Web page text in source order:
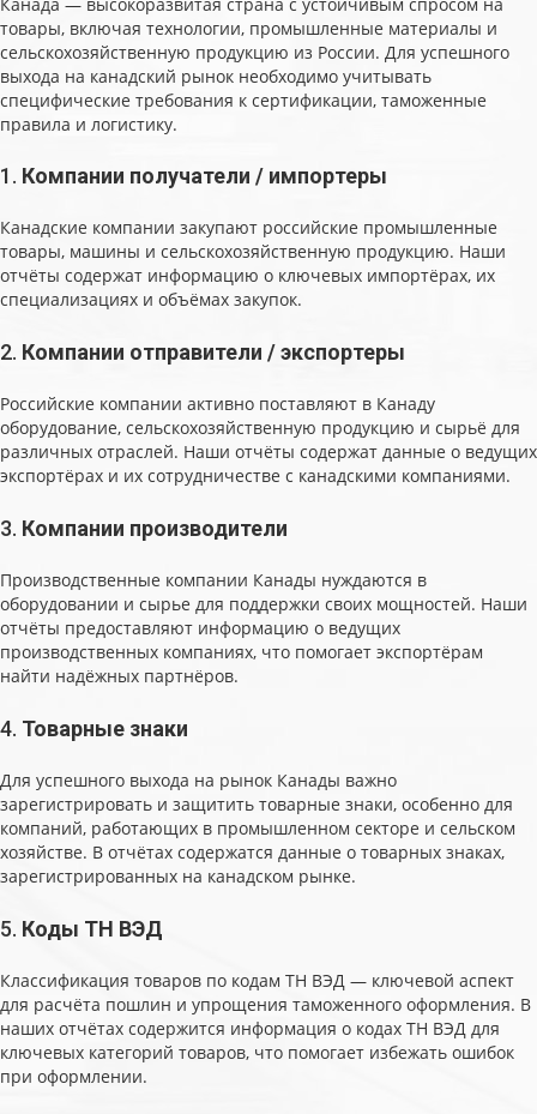
товары, включая технологии, промышленные материалы и
сельскохозяйственную продукцию из России. Для успешного
выхода на канадский рынок необходимо учитывать
специфические требования к сертификации, таможенные
правила и логистику.
1. Компании получатели / импортеры
Канадские компании закупают российские промышленные
товары, машины и сельскохозяйственную продукцию. Наши
отчёты содержат информацию о ключевых импортёрах, их
специализациях и объёмах закупок.
2. Компании отправители / экспортеры
Российские компании активно поставляют в Канаду
оборудование, сельскохозяйственную продукцию и сырьё для
различных отраслей. Наши отчёты содержат данные о ведущих
экспортёрах и их сотрудничестве с канадскими компаниями.
3. Компании производители
Производственные компании Канады нуждаются в
оборудовании и сырье для поддержки своих мощностей. Наши
отчёты предоставляют информацию о ведущих
производственных компаниях, что помогает экспортёрам
найти надёжных партнёров.
4. Товарные знаки
Для успешного выхода на рынок Канады важно
зарегистрировать и защитить товарные знаки, особенно для
компаний, работающих в промышленном секторе и сельском
хозяйстве. В отчётах содержатся данные о товарных знаках,
зарегистрированных на канадском рынке.
5. Коды ТН ВЭД
Классификация товаров по кодам ТН ВЭД — ключевой аспект
для расчёта пошлин и упрощения таможенного оформления. В
наших отчётах содержится информация о кодах ТН ВЭД для
ключевых категорий товаров, что помогает избежать ошибок
при оформлении.